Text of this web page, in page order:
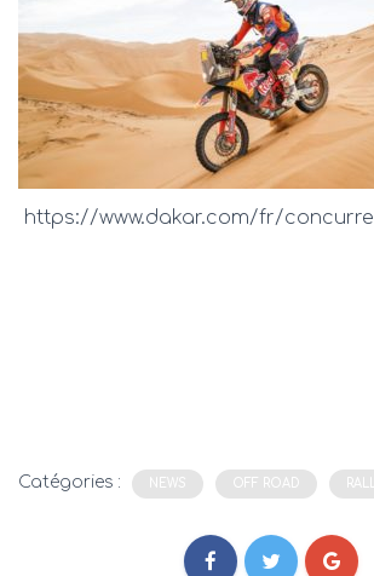
https://www.dakar.com/fr/
Catégories : NEWS OFF ROAD